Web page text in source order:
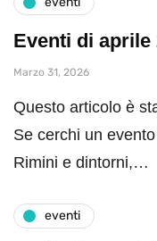
Eventi di aprile
Marzo 31, 2026
Questo articolo è
Se cerchi un
Rimini e dintorni,…
eventi